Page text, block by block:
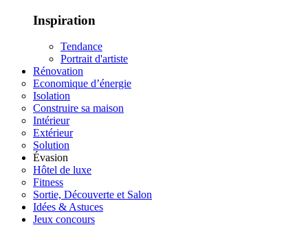
Inspiration
Tendance
Portrait d'artiste
Rénovation
Economique d’énergie
Isolation
Construire sa maison
Intérieur
Extérieur
Solution
Évasion
Hôtel de luxe
Fitness
Sortie, Découverte et Salon
Idées & Astuces
Jeux concours